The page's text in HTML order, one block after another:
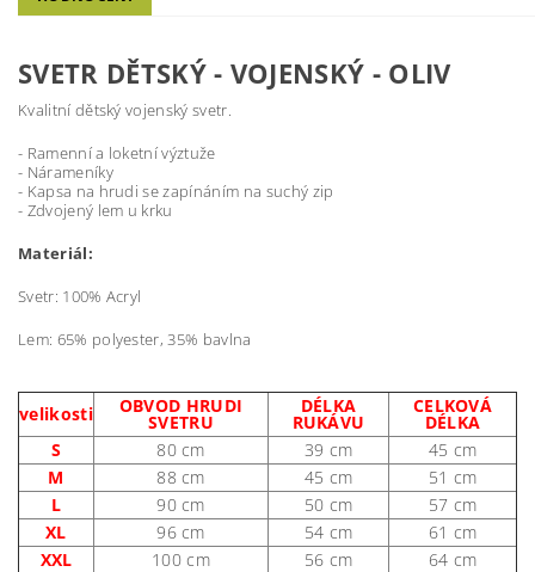
SVETR DĚTSKÝ - VOJENSKÝ - OLIV
Kvalitní dětský vojenský svetr.
- Ramenní a loketnívýztuže
- Nárameníky
- Kapsa na hrudi se zapínáním na suchý zip
- Zdvojený lem u krku
Materiál:
Svetr: 100% Acryl
Lem: 65% polyester, 35% bavlna
velikosti OBVOD HRUDI
SVETRU
DÉLKA
RUKÁVU
CELKOVÁ
DÉLKA
S
80 cm 39 cm
45 cm
M
88 cm 45 cm
51 cm
L
90 cm 50 cm
57 cm
XL
96 cm 54 cm
61 cm
XXL
100 cm 56 cm
64 cm